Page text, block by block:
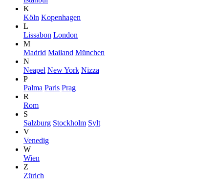
K
Köln Kopenhagen
L
Lissabon London
M
Madrid Mailand München
N
Neapel New York Nizza
P
Palma Paris Prag
R
Rom
S
Salzburg Stockholm Sylt
V
Venedig
W
Wien
Z
Zürich